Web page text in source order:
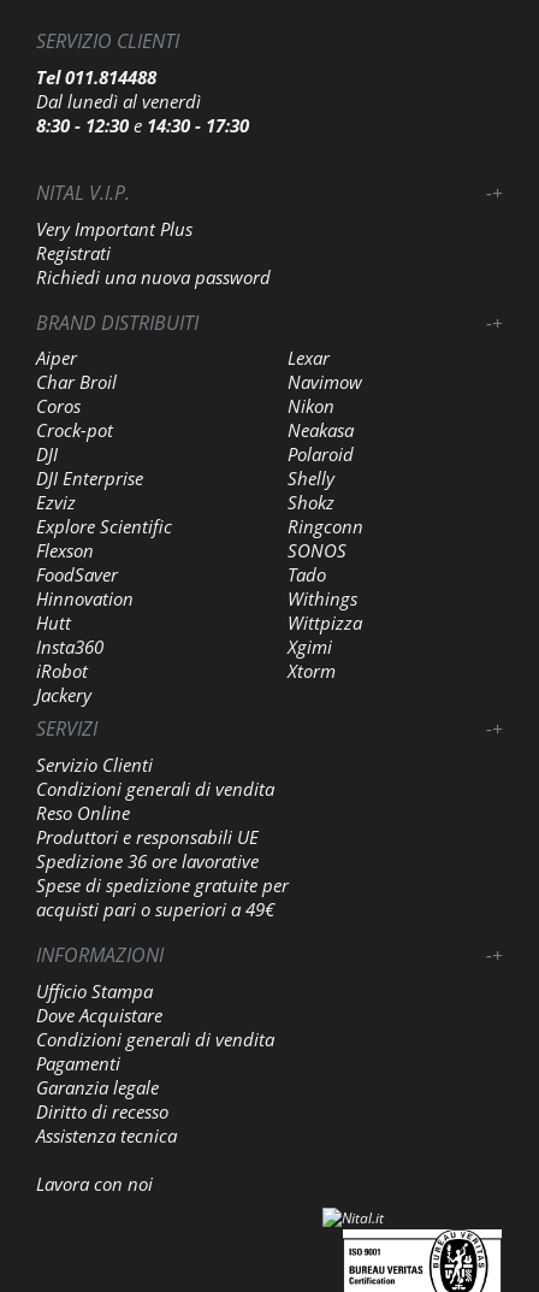
SERVIZIO CLIENTI
Tel 011.814488
Dal lunedì al venerdì
8:30 - 12:30 e 14:30 - 17:30
NITAL V.I.P. +
-
Very Important Plus
Registrati
Richiedi una nuova password
BRAND DISTRIBUITI +
-
Aiper
Char Broil
Coros
Crock-pot
DJI
DJI Enterprise
Ezviz
Explore Scientific
Flexson
FoodSaver
Hinnovation
Hutt
Insta360
iRobot
Jackery
Lexar
Navimow
Nikon
Neakasa
Polaroid
Shelly
Shokz
Ringconn
SONOS
Tado
Withings
Wittpizza
Xgimi
Xtorm
SERVIZI +
-
Servizio Clienti
Condizioni generali di vendita
Reso Online
Produttori e responsabili UE
Spedizione 36 ore lavorative
Spese di spedizione gratuite per
acquisti pari o superiori a 49€
INFORMAZIONI +
-
Ufficio Stampa
Dove Acquistare
Condizioni generali di vendita
Pagamenti
Garanzia legale
Diritto di recesso
Assistenza tecnica
Lavora con noi